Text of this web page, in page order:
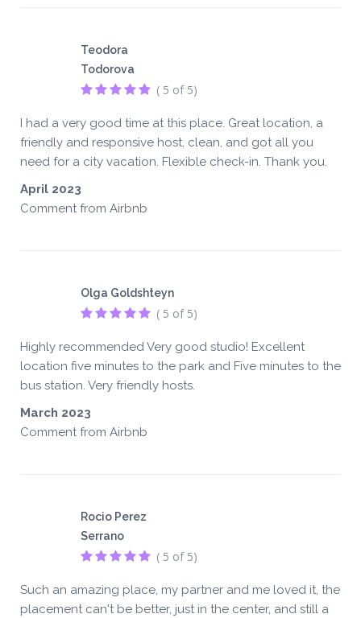
Teodora
Todorova
( 5 of 5)
I had a very good time at this place. Great location, a
friendly and responsive host, clean, and got all you
need for a city vacation. Flexible check-in. Thank you.
April 2023
Comment from Airbnb
Olga Goldshteyn
( 5 of 5)
Highly recommended Very good studio! Excellent
location five minutes to the park and Five minutes to the
bus station. Very friendly hosts.
March 2023
Comment from Airbnb
Rocio Perez
Serrano
( 5 of 5)
Such an amazing place, my partner and me loved it, the
placement can't be better, just in the center, and still a